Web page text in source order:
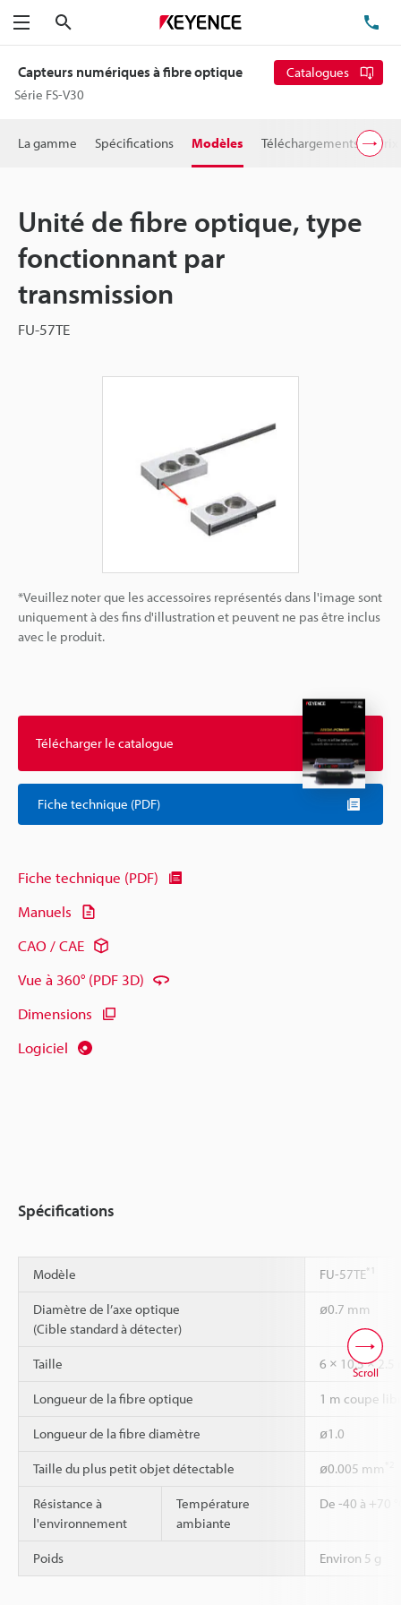
Menu
Capteurs numériques à fibre optique
Série FS-V30
Catalogues
La gamme Spécifications Modèles Téléchargements Prix
Unité de fibre optique, type
fonctionnant par
transmission
FU-57TE
*Veuillez noter que les accessoires représentés dans l'image sont
uniquement à des fins d'illustration et peuvent ne pas être inclus
avec le produit.
Télécharger le catalogue
Fiche technique (PDF)
Fiche technique (PDF)
Manuels
CAO / CAE
Vue à 360° (PDF 3D)
Dimensions
Logiciel
Spécifications
Modèle FU-57TE*1
Diamètre de l’axe optique
(Cible standard à détecter)
ø0.7 mm
Taille 6 × 10.5 × 2.5
Longueur de la fibre optique 1 m coupe
Longueur de la fibre diamètre ø1.0
Taille du plus petit objet détectable ø0.005 mm
Résistance à
l'environnement
Température
ambiante
De -40 à +70
Poids Environ 5 g
Scroll